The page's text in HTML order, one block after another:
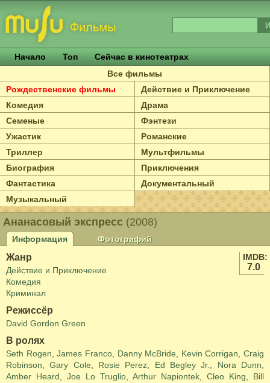
Начало Топ
Сейчас в кинотеатрах
Все фильмы
Рождественские фильмы
Действие и Приключение
Комедия
Драма
Семеные
Фэнтези
Ужастик
Романские
Триллер
Мультфильмы
Биография
Приключения
Фантастика
Документальный
Музыкальный
Ананасовый экспресс (2008)
Информация
Фотографий
IMDB:
7.0
Жанр
Действие и Приключение
Комедия
Криминал
Режиссёр
David Gordon Green
В ролях
Seth Rogen ,James Franco, Danny McBride Kevin Corrigan
Craig
Robinson ,Gary Cole Rosie Perez Ed Begley Jr. Nora Dunn
Amber Heard
Joe Lo Truglio Arthur Napiontek Cleo King
Bill